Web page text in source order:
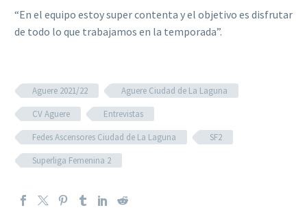
“En el equipo estoy super contenta y el objetivo es disfrutar
de todo lo que trabajamos en la temporada”.
Aguere 2021/22
Aguere Ciudad de La Laguna
CV Aguere
Entrevistas
Fedes Ascensores Ciudad de La Laguna
SF2
Superliga Femenina 2